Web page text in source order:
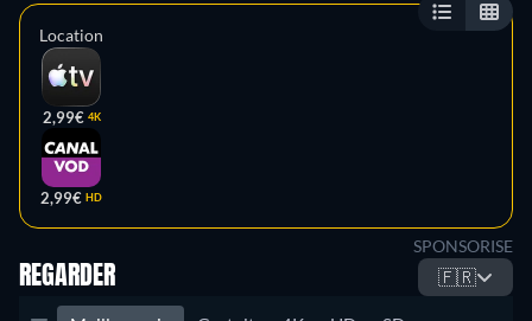
Location
2,99€ 4K
2,99€ HD
SPONSORISE
REGARDER 🇫🇷